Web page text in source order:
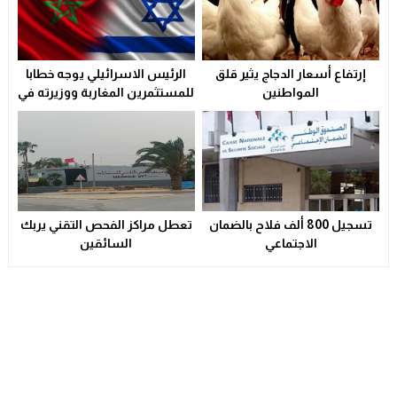
إرتفاع أسعار الدجاج يثير قلق
المواطنين
الرئيس الاسرائيلي يوجه خطابا
للمستثمرين المغاربة ووزيرته في
الابتكار تزور الدار البيضاء لتوقيع
تسجيل 800 ألف فلاح بالضمان
الاجتماعي
تعطل مراكز الفحص التقني يربك
السائقين